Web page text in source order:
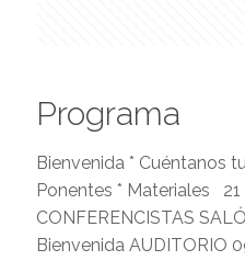
Programa
Bienvenida * Cuéntanos
Ponentes * Materiales
CONFERENCISTAS
Bienvenida AUDITORIO